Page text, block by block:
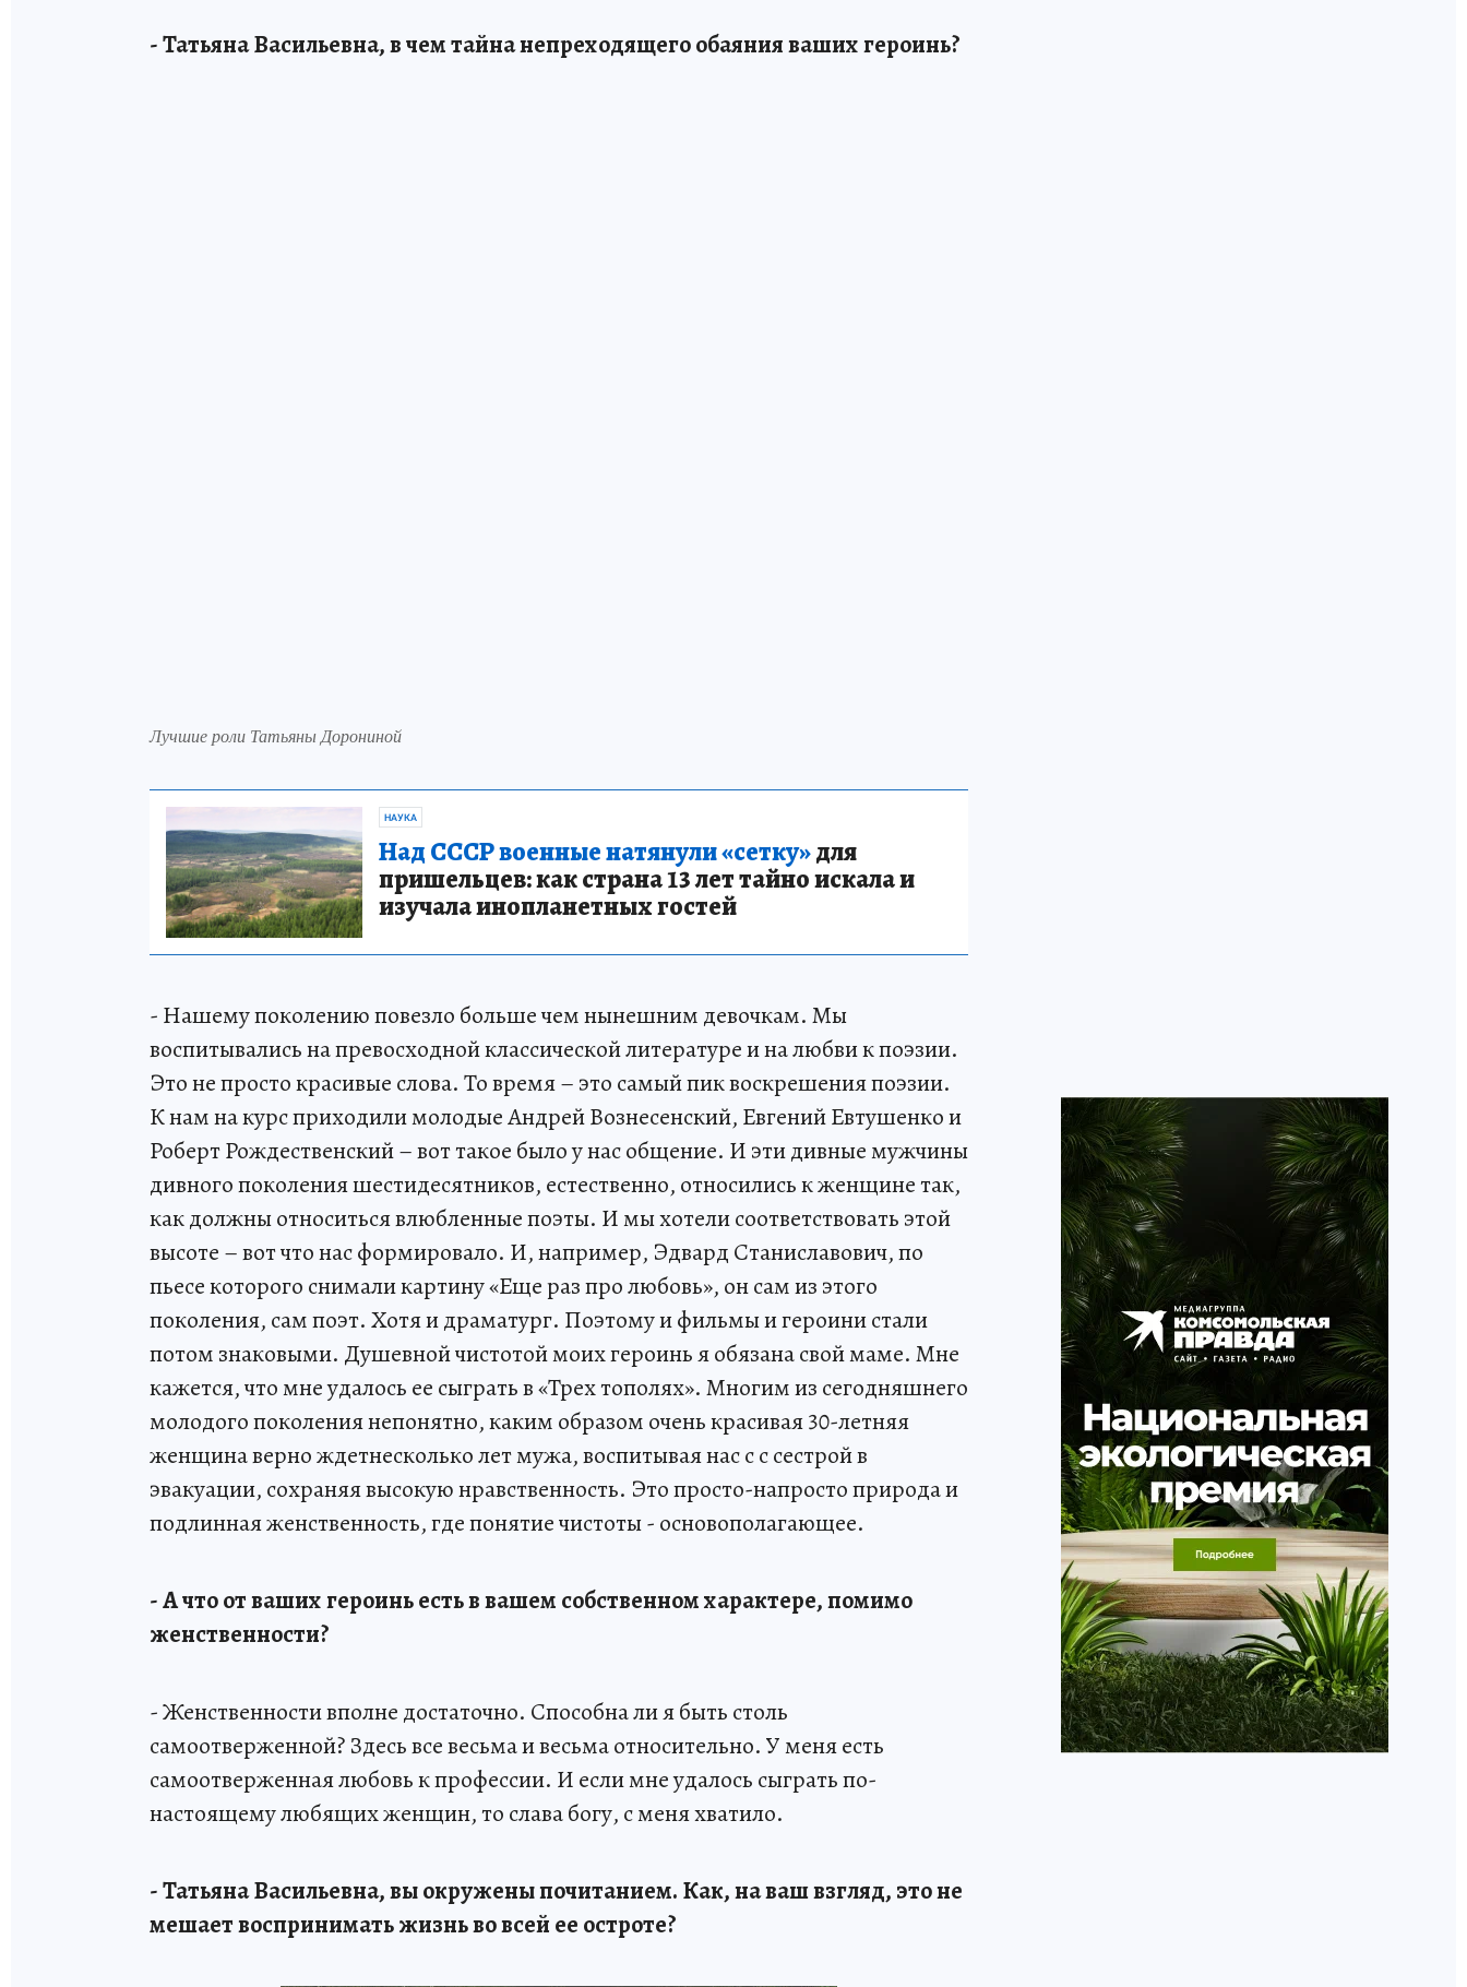
- Татьяна Васильевна, в чем тайна непреходящего обаяния ваших героинь?
Лучшие роли Татьяны Дорониной
НАУКА
Над СССР военные натянули «сетку»для
пришельцев: как страна 13 лет тайно искала и
изучала инопланетных гостей
- Нашему поколению повезло больше чем нынешним девочкам. Мы
воспитывались на превосходной классической литературе и на любви к поэзии.
Это не просто красивые слова. То время – это самый пик воскрешения поэзии.
К нам на курс приходили молодые Андрей Вознесенский, Евгений Евтушенко и
Роберт Рождественский – вот такое было у нас общение. И эти дивные мужчины
дивного поколения шестидесятников, естественно, относились к женщине так,
как должны относиться влюбленные поэты. И мы хотели соответствовать этой
высоте – вот что нас формировало. И, например, Эдвард Станиславович, по
пьесе которого снимали картину «Еще раз про любовь», он сам из этого
поколения, сам поэт. Хотя и драматург. Поэтому и фильмы и героини стали
потом знаковыми. Душевной чистотой моих героинь я обязана свой маме. Мне
кажется, что мне удалось ее сыграть в «Трех тополях». Многим из сегодняшнего
молодого поколения непонятно, каким образом очень красивая 30-летняя
женщина верно ждетнесколько лет мужа, воспитывая нас с с сестрой в
эвакуации, сохраняя высокую нравственность. Это просто-напросто природа и
подлинная женственность, где понятие чистоты - основополагающее.
- А что от ваших героинь есть в вашем собственном характере, помимо
женственности?
- Женственности вполне достаточно. Способна ли я быть столь
самоотверженной? Здесь все весьма и весьма относительно. У меня есть
самоотверженная любовь к профессии. И если мне удалось сыграть по-
настоящему любящих женщин, то слава богу, с меня хватило.
- Татьяна Васильевна, вы окружены почитанием. Как, на ваш взгляд, это не
мешает воспринимать жизнь во всей ее остроте?